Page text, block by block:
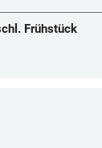
Frühstück